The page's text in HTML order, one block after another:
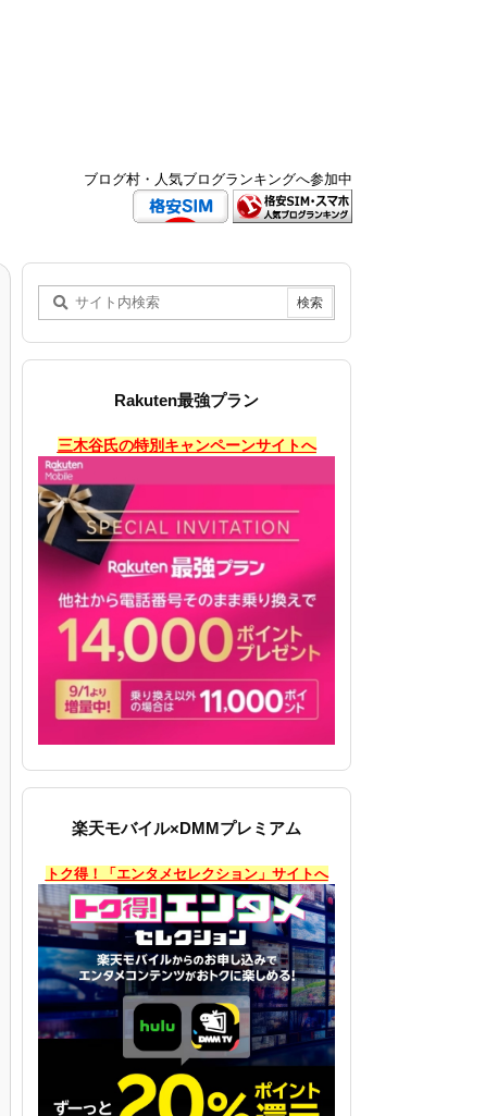
ブログ村・人気ブログランキングへ参加中
Rakuten最強プラン
三木谷氏の特別キャンペーンサイトへ
楽天モバイル×DMMプレミアム
トク得！「エンタメセレクション」サイトへ